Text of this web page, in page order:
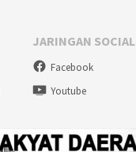
JARINGAN SOCIAL
Facebook
Youtube